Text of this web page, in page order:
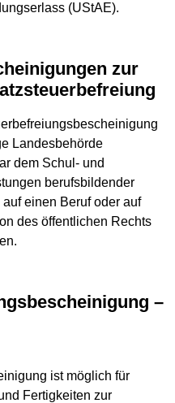
(UStAE).
Landesbehörde
dem Schul- und
berufsbildender
einen Beruf oder auf
des öffentlichen Rechts
ist möglich für
Fertigkeiten zur